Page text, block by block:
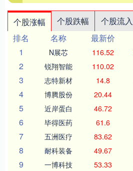
个股涨幅 个股跌幅 个股流入
排名
名称 最新价
1
N展芯 116.52
2 锐翔智能 110.02
3 志特新材 14.8
4 博腾股份 20.44
5 近岸蛋白 46.72
6 毕得医药 61.6
7 五洲医疗 83.62
8 耐科装备 49.67
9 一博科技 53.33